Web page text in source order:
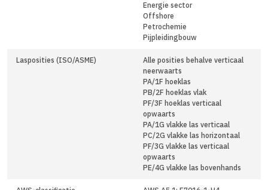
Energie sector
Offshore
Petrochemie
Pijpleidingbouw
Lasposities (ISO/ASME)
Alle posities behalve verticaal
neerwaarts
PA/1F hoeklas
PB/2F hoeklas vlak
PF/3F hoeklas verticaal
opwaarts
PA/1G vlakke las verticaal
PC/2G vlakke las horizontaal
PF/3G vlakke las verticaal
opwaarts
PE/4G vlakke las bovenhands